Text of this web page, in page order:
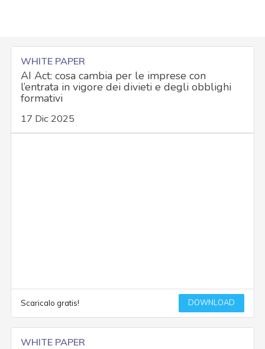
WHITE PAPER
AI Act: cosa cambia per le imprese con
l’entrata in vigore dei divieti e degli obblighi
formativi
17 Dic 2025
Scaricalo gratis! DOWNLOAD
WHITE PAPER